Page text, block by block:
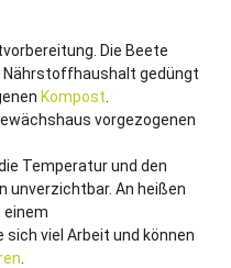
Die Beete
Nährstoffhaushalt gedüngt
Kompost
vorgezogenen
Temperatur und den
unverzichtbar. An heißen
einem
sich viel Arbeit und können